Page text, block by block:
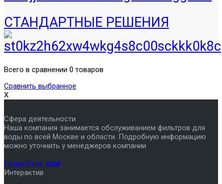
СТАНДАРТНЫЕ РЕШЕНИЯ
Всего в сравнении 0 товаров
Сравнить выбранное
X
Сфера деятельности
Наша компания занимается обслуживанием фильтров для
воды по всей Москве и области. Подробную информацию
можно уточнить у менеджеров компании
Подробнее icon
Интерактив